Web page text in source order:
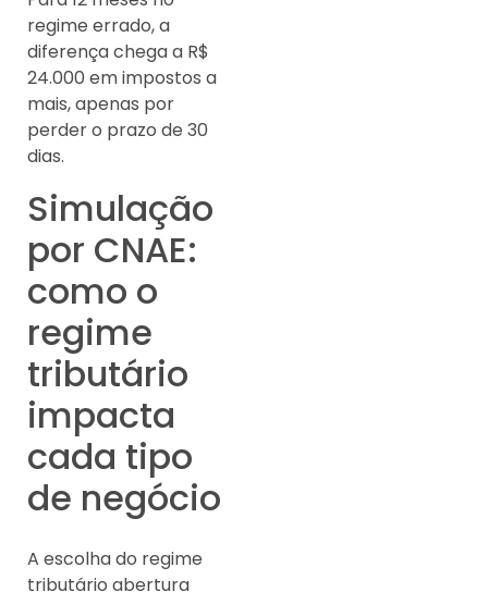
regime errado, a
diferença chega a R$
24.000 em impostos a
mais, apenas por
perder o prazo de 30
dias.
Simulação
por CNAE:
como o
regime
tributário
impacta
cada tipo
de negócio
A escolha do regime
tributário abertura